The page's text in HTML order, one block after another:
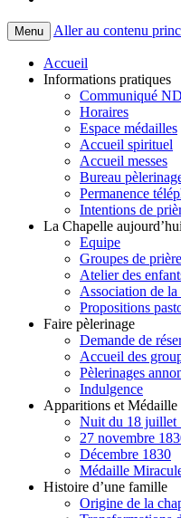
Menu Aller au contenu
Accueil
Informations pratiques
Communiqué
Horaires
Espace médailles
Accueil spirituel
Accueil messes
Bureau
Permanence
Intentions de
La Chapelle aujourd’hui
Equipe
Groupes de
Atelier des
Association de
Propositions
Faire pèlerinage
Demande de
Accueil des
Pèlerinages
Indulgence
Apparitions et Médaille
Nuit du 18 juillet
27 novembre
Décembre 1830
Médaille
Histoire d’une famille
Origine de la